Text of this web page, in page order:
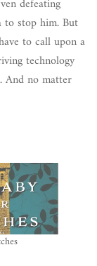
defeating
stop him. But
to call upon a
technology
And no matter